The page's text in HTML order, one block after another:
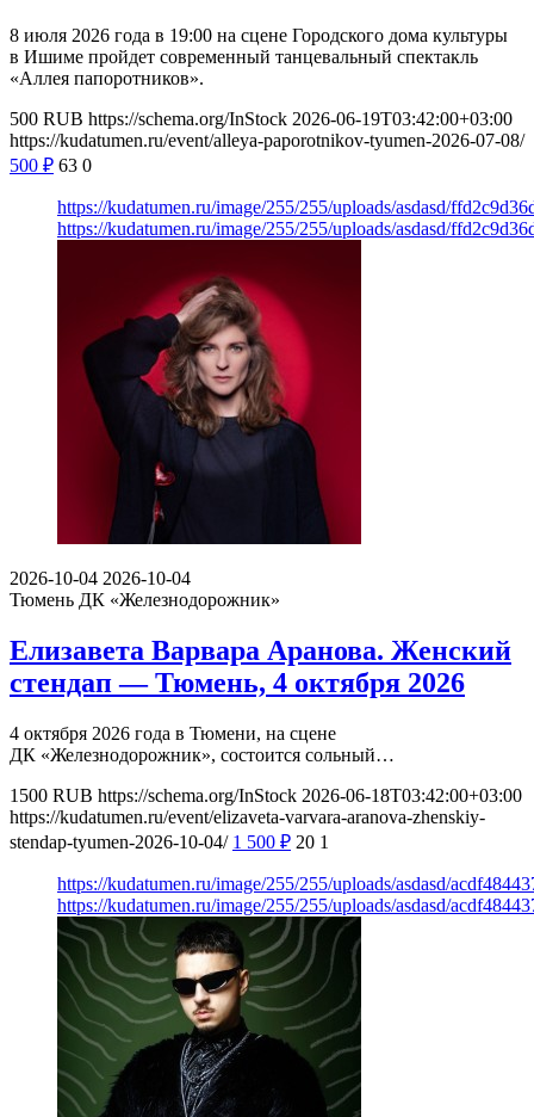
8 июля 2026 года в 19:00 на сцене Городского дома культуры
в Ишиме пройдет современный танцевальный спектакль
«Аллея папоротников».
500 RUB https://schema.org/InStock 2026-06-19T03:42:00+03:00
https://kudatumen.ru/event/alleya-paporotnikov-tyumen-2026-07-08/
500 ₽ 63 0
https://kudatumen.ru/image/255/255/uploads/asdasd/
https://kudatumen.ru/image/255/255/uploads/asdasd/
2026-10-04 2026-10-04
Тюмень ДК «Железнодорожник»
Елизавета Варвара Аранова. Женский
стендап — Тюмень, 4 октября 2026
4 октября 2026 года в Тюмени, на сцене
ДК «Железнодорожник», состоится сольный…
1500 RUB https://schema.org/InStock 2026-06-18T03:42:00+03:00
https://kudatumen.ru/event/elizaveta-varvara-aranova-zhenskiy-
stendap-tyumen-2026-10-04/ 1 500 ₽ 20 1
https://kudatumen.ru/image/255/255/uploads/asdasd/
https://kudatumen.ru/image/255/255/uploads/asdasd/